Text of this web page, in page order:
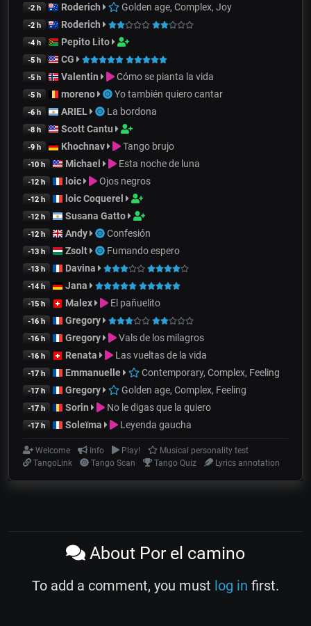
-2 h Roderich Golden age, Complex, Joy
-2 h Roderich
-4 h Pepito Lito
-5 h CG
-5 h Valentin Cómo se pianta la vida
-5 h moreno Yo también quiero cantar
-6 h ARIEL La bordona
-8 h Scott Cantu
-9 h Khochnav Tango brujo
-10 h Michael Esta noche de luna
-12 h loic Ojos negros
-12 h loic Coquerel
-12 h Susana Gatto
-12 h Andy Confesión
-13 h Zsolt Fumando espero
-13 h Davina
-14 h Jana
-15 h Malex El pañuelito
-16 h Gregory
-16 h Gregory Vals de los milagros
-16 h Renata Las vueltas de la vida
-17 h Emmanuelle Contemporary, Complex, Feeling
-17 h Gregory Golden age, Complex, Feeling
-17 h Sorin No le digas que la quiero
-17 h Soleïma Leyenda gaucha
Welcome Info Play!
Musical personality test
TangoLink
Tango Scan Tango Quiz Lyrics annotation
About Por el camino
To add a comment, you must log in first.